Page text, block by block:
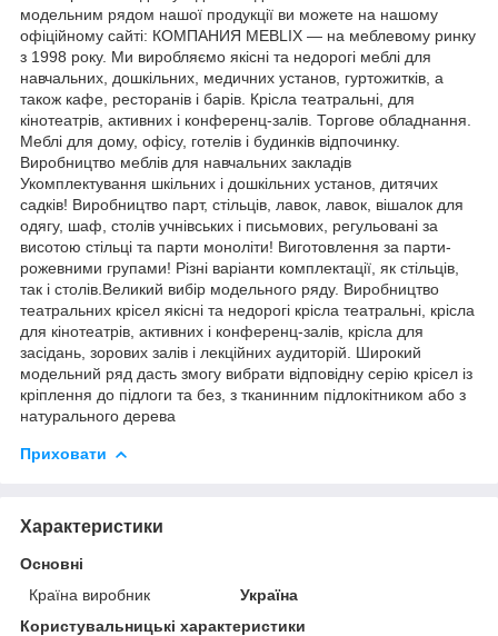
модельним рядом нашої продукції ви можете на нашому
офіційному сайті: КОМПАНИЯ MEBLIX — на меблевому ринку
з 1998 року. Ми виробляємо якісні та недорогі меблі для
навчальних, дошкільних, медичних установ, гуртожитків, а
також кафе, ресторанів і барів. Крісла театральні, для
кінотеатрів, активних і конференц-залів. Торгове обладнання.
Меблі для дому, офісу, готелів і будинків відпочинку.
Виробництво меблів для навчальних закладів
Укомплектування шкільних і дошкільних установ, дитячих
садків! Виробництво парт, стільців, лавок, лавок, вішалок для
одягу, шаф, столів учнівських і письмових, регульовані за
висотою стільці та парти моноліти! Виготовлення за парти-
рожевними групами! Різні варіанти комплектації, як стільців,
так і столів.Великий вибір модельного ряду. Виробництво
театральних крісел якісні та недорогі крісла театральні, крісла
для кінотеатрів, активних і конференц-залів, крісла для
засідань, зорових залів і лекційних аудиторій. Широкий
модельний ряд дасть змогу вибрати відповідну серію крісел із
кріплення до підлоги та без, з тканинним підлокітником або з
натурального дерева
Приховати
Характеристики
Основні
Країна виробник
Україна
Користувальницькі характеристики